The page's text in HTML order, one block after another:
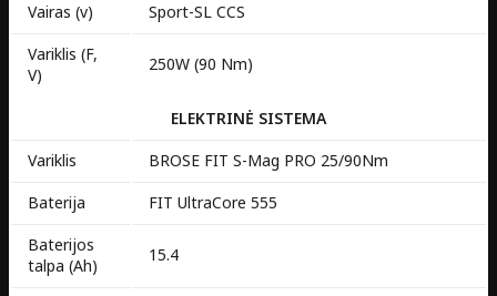
Vairas (v)
Sport-SL CCS
Variklis (F,
V)
250W (90 Nm)
ELEKTRINĖ SISTEMA
Variklis
BROSE FIT S-Mag PRO 25/90Nm
Baterija
FIT UltraCore 555
Baterijos
talpa (Ah)
15.4